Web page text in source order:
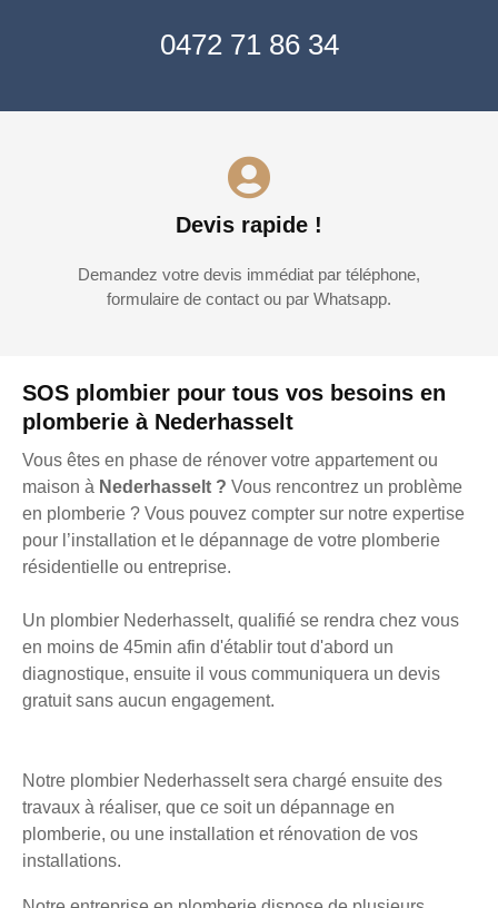
SOS plombier pour tous vos besoins en
plomberie à Nederhasselt
Vous êtes en phase de rénover votre appartement ou
maison à Nederhasselt ? Vous rencontrez un problème
en plomberie ? Vous pouvez compter sur notre expertise
pour l’installation et le dépannage de votre plomberie
résidentielle ou entreprise.
Un plombier Nederhasselt, qualifié se rendra chez vous
en moins de 45min afin d'établir tout d'abord un
diagnostique, ensuite il vous communiquera un devis
gratuit sans aucun engagement.
Notre plombier Nederhasselt sera chargé ensuite des
travaux à réaliser, que ce soit un dépannage en
plomberie, ou une installation et rénovation de vos
installations.
0472 71 86 34
Devis rapide !
Demandez votre devis immédiat par téléphone,
formulaire de contact ou par Whatsapp.